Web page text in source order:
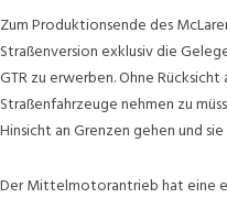
Zum Produktionsende des
Straßenversion exklusiv die
GTR zu erwerben. Ohne
Straßenfahrzeuge nehmen zu
Hinsicht an Grenzen gehen und
Der Mittelmotorantrieb hat eine